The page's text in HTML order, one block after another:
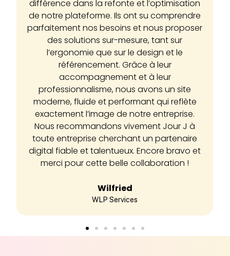
différence dans la refonte et l’optimisation
de notre plateforme. Ils ont su comprendre
parfaitement nos besoins et nous proposer
des solutions sur-mesure, tant sur
l’ergonomie que sur le design et le
référencement. Grâce à leur
accompagnement et à leur
professionnalisme, nous avons un site
moderne, fluide et performant qui reflète
exactement l’image de notre entreprise.
Nous recommandons vivement Jour J à
toute entreprise cherchant un partenaire
digital fiable et talentueux. Encore bravo et
merci pour cette belle collaboration !
Wilfried
WLP Services